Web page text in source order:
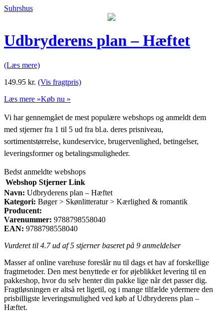
Suhrshus
Udbryderens plan – Hæftet
(Læs mere)
149.95 kr. (Vis fragtpris)
Læs mere »Køb nu »
Vi har gennemgået de mest populære webshops og anmeldt dem
med stjerner fra 1 til 5 ud fra bl.a. deres prisniveau,
sortimentstørrelse, kundeservice, brugervenlighed, betingelser,
leveringsformer og betalingsmuligheder.
Bedst anmeldte webshops
Webshop Stjerner Link
Navn: Udbryderens plan – Hæftet
Kategori: Bøger > Skønlitteratur > Kærlighed & romantik
Producent:
Varenummer: 9788798558040
EAN: 9788798558040
Vurderet til 4.7ud af 5 stjerner baseret på 9 anmeldelser
Masser af online varehuse foreslår nu til dags et hav af forskellige
fragtmetoder. Den mest benyttede er for øjeblikket levering til en
pakkeshop, hvor du selv henter din pakke lige når det passer dig.
Fragtløsningen er altså ret ligetil, og i mange tilfælde ydermere den
prisbilligste leveringsmulighed ved køb af Udbryderens plan –
Hæftet.